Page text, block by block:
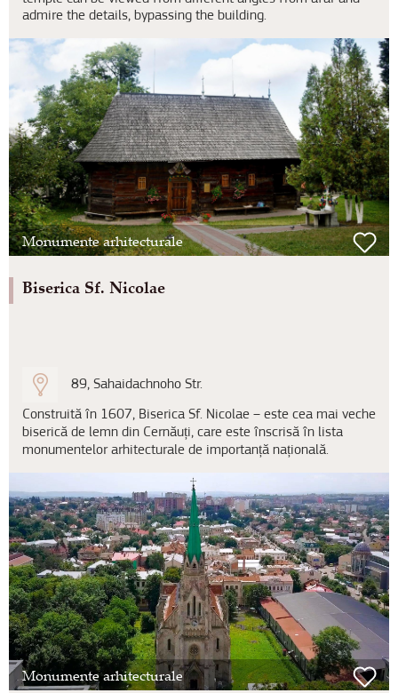
admire the details, bypassing the building.
Monumente arhitecturale
Biserica Sf. Nicolae
89, Sahaidachnoho Str.
Construită în 1607, Biserica Sf. Nicolae – este cea mai veche
biserică de lemn din Cernăuți, care este înscrisă în lista
monumentelor arhitecturale de importanță națională.
Monumente arhitecturale